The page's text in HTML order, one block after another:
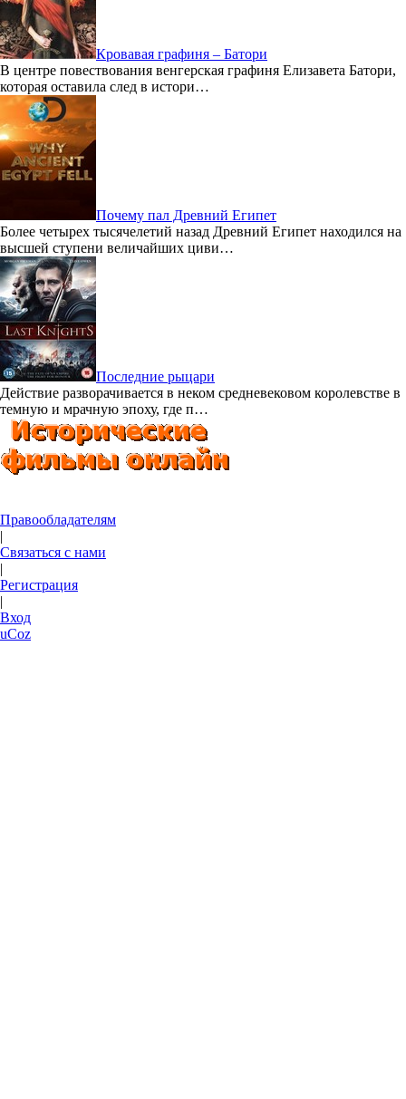
Кровавая графиня – Батори
В центре повествования венгерская графиня Елизавета Батори,
которая оставила след в истори…
Почему пал Древний Египет
Более четырех тысячелетий назад Древний Египет находился на
высшей ступени величайших циви…
Последние рыцари
Действие разворачивается в неком средневековом королевстве в
темную и мрачную эпоху, где п…
Правообладателям
|
Связаться с нами
|
Регистрация
|
Вход
uCoz